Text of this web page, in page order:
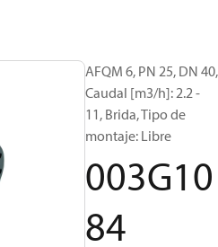
AFQM 6, PN 25, DN 40,
Caudal [m3/h]: 2.2 -
11, Brida, Tipo de
montaje: Libre
003G10
84